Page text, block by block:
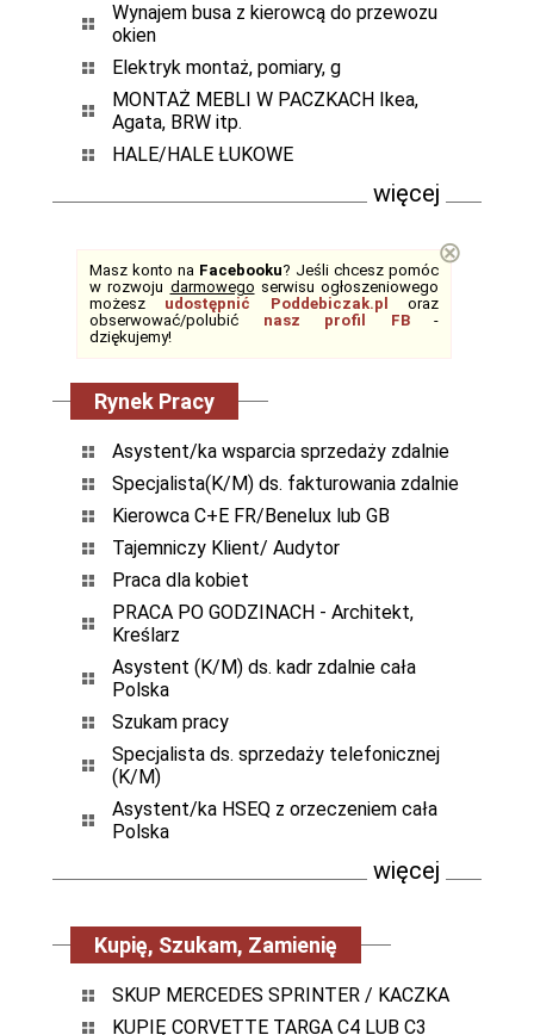
Wynajem busa z kierowcą do przewozu
okien
Elektryk montaż, pomiary, g
MONTAŻ MEBLI W PACZKACH Ikea,
Agata, BRW itp.
HALE/HALE ŁUKOWE
więcej
Masz konto na Facebooku? Jeśli chcesz pomóc
w rozwoju darmowego serwisu ogłoszeniowego
możesz udostępnić Poddebiczak.pl
oraz
obserwować/polubić nasz profil FB-
dziękujemy!
⊗
Rynek Pracy
Asystent/ka wsparcia sprzedaży zdalnie
Specjalista(K/M) ds. fakturowania zdalnie
Kierowca C+E FR/Benelux lub GB
Tajemniczy Klient/ Audytor
Praca dla kobiet
PRACA PO GODZINACH - Architekt,
Kreślarz
Asystent (K/M) ds. kadr zdalnie cała
Polska
Szukam pracy
Specjalista ds. sprzedaży telefonicznej
(K/M)
Asystent/ka HSEQ z orzeczeniem cała
Polska
więcej
Kupię, Szukam, Zamienię
SKUP MERCEDES SPRINTER / KACZKA
KUPIĘ CORVETTE TARGA C4 LUB C3